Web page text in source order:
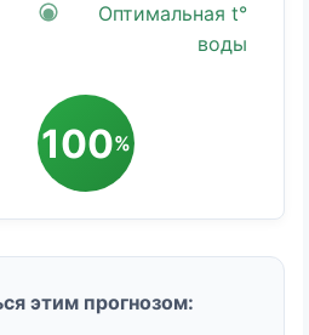
Оптимальная t°
воды
100%
этим прогнозом: